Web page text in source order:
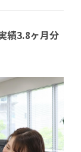
績3.8ヶ月分